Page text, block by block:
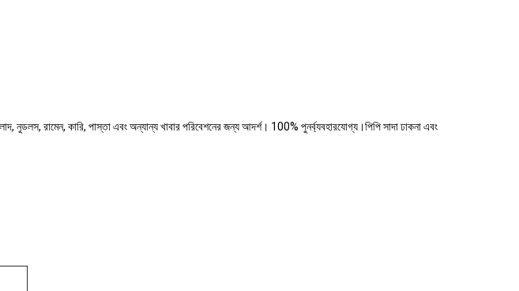
নুডলস, রামেন, কারি, পাস্তা এবং অন্যান্য খাবার পরিবেশনের জন্য আদর্শ। 100% পুনর্ব্যবহারযোগ্য।পিপি সাদা ঢাকনা এবং